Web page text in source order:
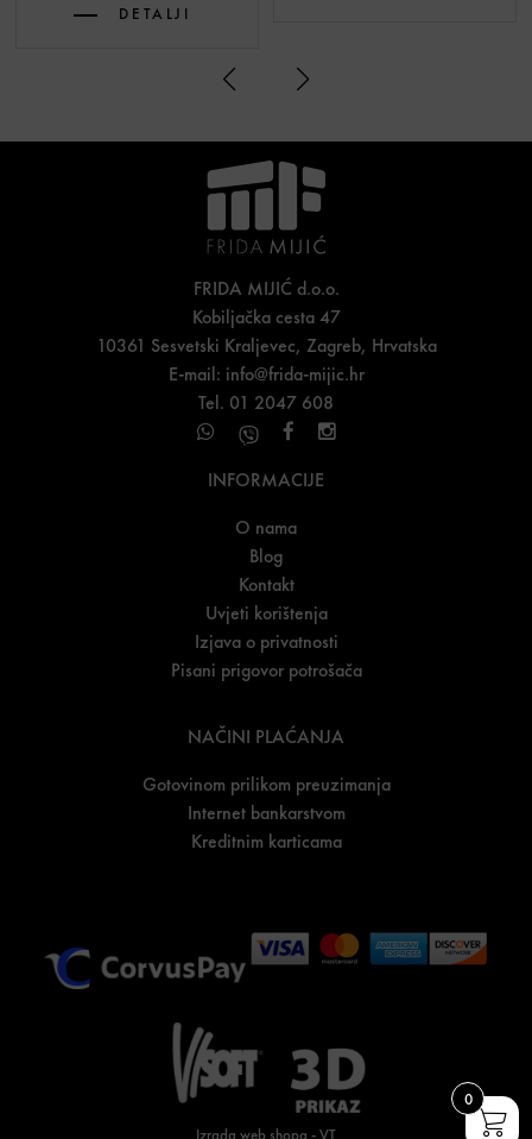
DETALJI
FRIDA MIJIĆ d.o.o.
Kobiljačka cesta 47
10361 Sesvetski Kraljevec, Zagreb, Hrvatska
E-mail: info@frida-mijic.hr
Tel. 01 2047 608
INFORMACIJE
O nama
Blog
Kontakt
Uvjeti korištenja
Izjava o privatnosti
Pisani prigovor potrošača
NAČINI PLAĆANJA
Gotovinom prilikom preuzimanja
Internet bankarstvom
Kreditnim karticama
0